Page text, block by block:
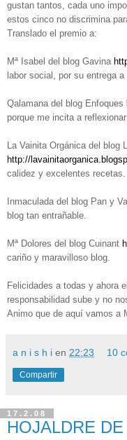
gustan tantos, cada uno
estos cinco no discrimina
Translado el premio a:
Mª Isabel del blog Gavina
labor social, por su entrega
Qalamana del blog Enfoques
porque me incita a
La Vainita Orgánica del blog
http://
calidez y excelentes recetas.
Inmaculada del blog Pan y
blog tan entrañable.
Mª Dolores del blog Cuinant
cariño y maravilloso blog.
Felicidades a todas y ahora
responsabilidad sube y no
Animo que de aquí vamos a
a n i s h i en 22:23 10
Compartir
17.2.08
HOJALDRE